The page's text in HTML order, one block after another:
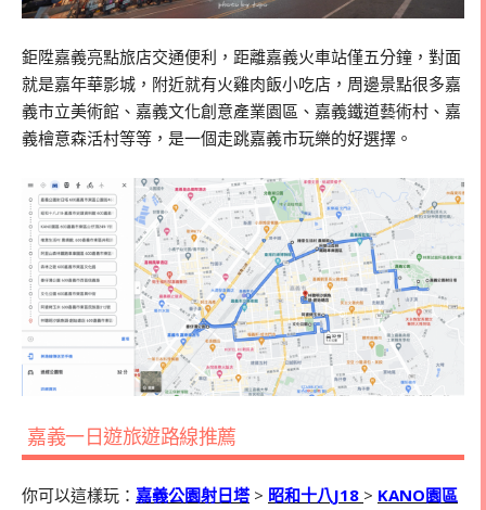
鉅陞嘉義亮點旅店交通便利，距離嘉義火車站僅五分鐘，對面
就是嘉年華影城，附近就有火雞肉飯小吃店，周邊景點很多嘉
義市立美術館、嘉義文化創意產業園區、嘉義鐵道藝術村、嘉
義檜意森活村等等，是一個走跳嘉義市玩樂的好選擇。
嘉義一日遊旅遊路線推薦
你可以這樣玩： 嘉義公園射日塔 > 昭和十八J18 > KANO園區